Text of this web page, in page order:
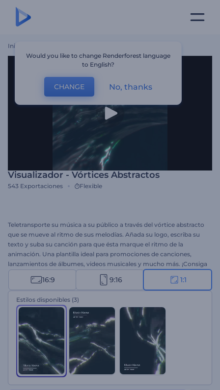
Inicio
Visualizador - Vórtices Abstractos
543 Exportaciones Flexible
Teletransporte su música a su público a través del vórtice abstracto
que se mueve al ritmo de sus melodías. Añada su logo, escriba su
texto y suba su canción para que ésta marque el ritmo de la
animación. Una plantilla ideal para promociones de canciones,
lanzamientos de álbumes, videos musicales y mucho más. ¡Consiga
su visualizador abstracto hoy mismo!
16:9 9:16 1:1
Estilos disponibles (3)
Would you like to change Renderforest language
to English?
CHANGE No, thanks